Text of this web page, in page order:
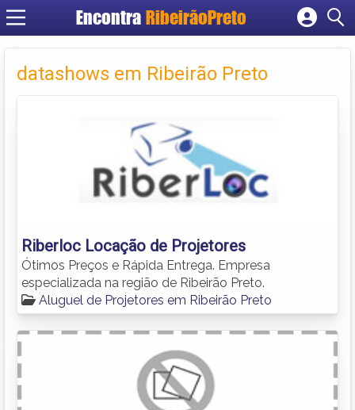
Encontra RibeirãoPreto
Cadastrar empresa
Fazer login
Criar conta
datashows em Ribeirão Preto
Riberloc Locação de Projetores
Ótimos Preços e Rápida Entrega. Empresa
especializada na região de Ribeirão Preto.
Aluguel de Projetores em Ribeirão Preto